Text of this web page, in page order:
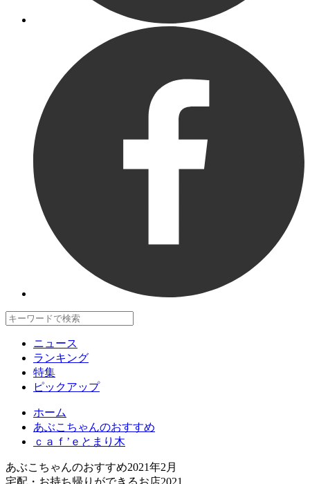
ニュース
ランキング
特集
ピックアップ
ホーム
あぶこちゃんのおすすめ
ｃａｆ’ｅとまり木
あぶこちゃんのおすすめ2021年2月